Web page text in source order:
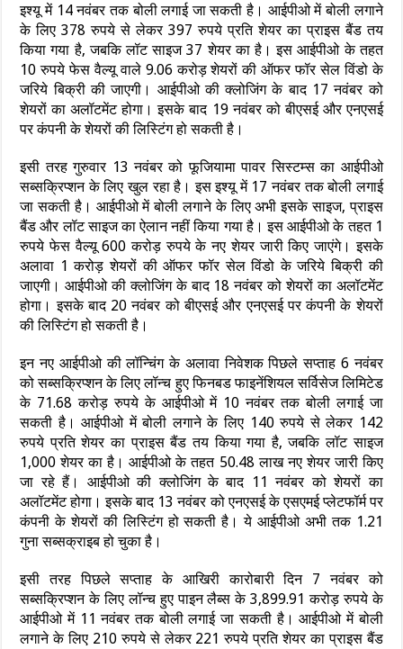
इश्यू में 14 नवंबर तक बोली लगाई जा सकती है। आईपीओ में बोली लगाने
के लिए 378 रुपये से लेकर 397 रुपये प्रति शेयर का प्राइस बैंड तय
किया गया है, जबकि लॉट साइज 37 शेयर का है। इस आईपीओ के तहत
10 रुपये फेस वैल्यू वाले 9.06 करोड़ शेयरों की ऑफर फॉर सेल विंडो के
जरिये बिक्री की जाएगी। आईपीओ की क्लोजिंग के बाद 17 नवंबर को
शेयरों का अलॉटमेंट होगा। इसके बाद 19 नवंबर को बीएसई और एनएसई
पर कंपनी के शेयरों की लिस्टिंग हो सकती है।
इसी तरह गुरुवार 13 नवंबर को फूजियामा पावर सिस्टम्स का आईपीओ
सब्सक्रिप्शन के लिए खुल रहा है। इस इश्यू में 17 नवंबर तक बोली लगाई
जा सकती है। आईपीओ में बोली लगाने के लिए अभी इसके साइज, प्राइस
बैंड और लॉट साइज का ऐलान नहीं किया गया है। इस आईपीओ के तहत 1
रुपये फेस वैल्यू 600 करोड़ रुपये के नए शेयर जारी किए जाएंगे। इसके
अलावा 1 करोड़ शेयरों की ऑफर फॉर सेल विंडो के जरिये बिक्री की
जाएगी। आईपीओ की क्लोजिंग के बाद 18 नवंबर को शेयरों का अलॉटमेंट
होगा। इसके बाद 20 नवंबर को बीएसई और एनएसई पर कंपनी के शेयरों
की लिस्टिंग हो सकती है।
इन नए आईपीओ की लॉन्चिंग के अलावा निवेशक पिछले सप्ताह 6 नवंबर
को सब्सक्रिप्शन के लिए लॉन्च हुए फिनबड फाइनेंशियल सर्विसेज लिमिटेड
के 71.68 करोड़ रुपये के आईपीओ में 10 नवंबर तक बोली लगाई जा
सकती है। आईपीओ में बोली लगाने के लिए 140 रुपये से लेकर 142
रुपये प्रति शेयर का प्राइस बैंड तय किया गया है, जबकि लॉट साइज
1,000 शेयर का है। आईपीओ के तहत 50.48 लाख नए शेयर जारी किए
जा रहे हैं। आईपीओ की क्लोजिंग के बाद 11 नवंबर को शेयरों का
अलॉटमेंट होगा। इसके बाद 13 नवंबर को एनएसई के एसएमई प्लेटफॉर्म पर
कंपनी के शेयरों की लिस्टिंग हो सकती है। ये आईपीओ अभी तक 1.21
गुना सब्सक्राइब हो चुका है।
इसी तरह पिछले सप्ताह के आखिरी कारोबारी दिन 7 नवंबर को
सब्सक्रिप्शन के लिए लॉन्च हुए पाइन लैब्स के 3,899.91 करोड़ रुपये के
आईपीओ में 11 नवंबर तक बोली लगाई जा सकती है। आईपीओ में बोली
लगाने के लिए 210 रुपये से लेकर 221 रुपये प्रति शेयर का प्राइस बैंड